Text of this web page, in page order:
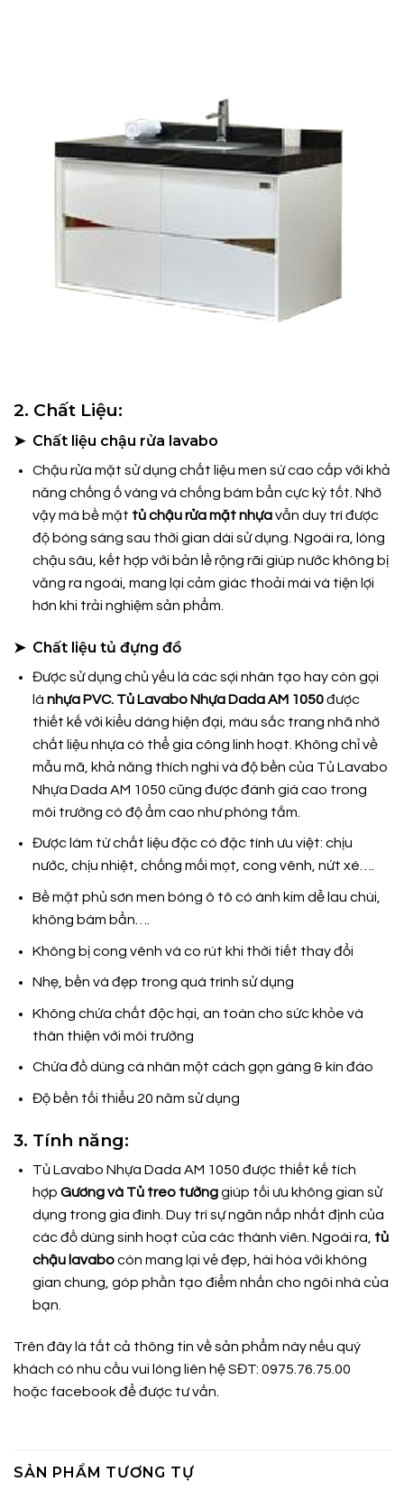
2. Chất Liệu:
➤ Chất liệu chậu rửa lavabo
Chậu rửa mặt sử dụng chất liệu men sứ cao cấp với khả
năng chống ố vàng và chống bám bẩn cực kỳ tốt. Nhờ
vậy mà bề mặt tủ chậu rửa mặt nhựavẫn duy trì được
độ bóng sáng sau thời gian dài sử dụng. Ngoài ra, lòng
chậu sâu, kết hợp với bản lề rộng rãi giúp nước không bị
văng ra ngoài, mang lại cảm giác thoải mái và tiện lợi
hơn khi trải nghiệm sản phẩm.
➤ Chất liệu tủ đựng đồ
Được sử dụng chủ yếu là các sợi nhân tạo hay còn gọi
là nhựa PVC. Tủ Lavabo Nhựa Dada AM 1050được
thiết kế với kiểu dáng hiện đại, màu sắc trang nhã nhờ
chất liệu nhựa có thể gia công linh hoạt. Không chỉ về
mẫu mã, khả năng thích nghi và độ bền của Tủ Lavabo
Nhựa Dada AM 1050 cũng được đánh giá cao trong
môi trường có độ ẩm cao như phòng tắm.
Được làm từ chất liệu đặc có đặc tính ưu việt: chịu
nước, chịu nhiệt, chống mối mọt, cong vênh, nứt xé….
Bề mặt phủ sơn men bóng ô tô có ánh kim dễ lau chùi,
không bám bẩn….
Không bị cong vênh và co rút khi thời tiết thay đổi
Nhẹ, bền và đẹp trong quá trình sử dụng
Không chứa chất độc hại, an toàn cho sức khỏe và
thân thiện với môi trường
Chứa đồ dùng cá nhân một cách gọn gàng & kín đáo
Độ bền tối thiểu 20 năm sử dụng
3. Tính năng:
Tủ Lavabo Nhựa Dada AM 1050 được thiết kế tích
hợp Gương và Tủ treo tườnggiúp tối ưu không gian sử
dụng trong gia đình. Duy trì sự ngăn nắp nhất định của
các đồ dùng sinh hoạt của các thành viên. Ngoài ra, tủ
chậu lavabocòn mang lại vẻ đẹp, hài hòa với không
gian chung, góp phần tạo điểm nhấn cho ngôi nhà của
bạn.
Trên đây là tất cả thông tin về sản phẩm này nếu quý
khách có nhu cầu vui lòng liên hệ SĐT: 0975.76.75.00
hoặc facebookđể được tư vấn.
SẢN PHẨM TƯƠNG TỰ